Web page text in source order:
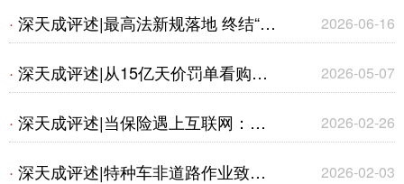
法律边界
给孩子找对象了！原来守住身心、钱
· 深天成评述|最高法新规落地 终结“开
门杀”理赔乱象
2026-06-16
· 深天成评述|从15亿天价罚单看购物
平台全生态法律风险
2026-05-07
· 深天成评述|当保险遇上互联网：提
示与说明义务的新挑战
2026-02-26
· 深天成评述|特种车非道路作业致第
2026-02-03